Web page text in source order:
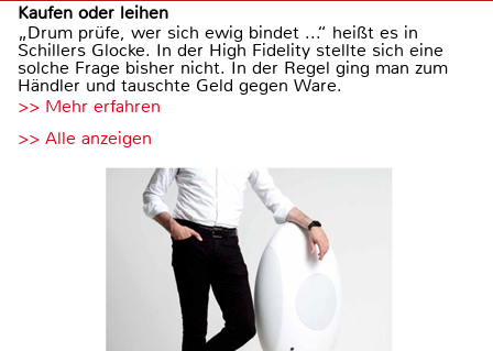
Kaufen oder leihen
„Drum prüfe, wer sich ewig bindet ...“ heißt es in
Schillers Glocke. In der High Fidelity stellte sich eine
solche Frage bisher nicht. In der Regel ging man zum
Händler und tauschte Geld gegen Ware.
>> Mehr erfahren
>> Alle anzeigen